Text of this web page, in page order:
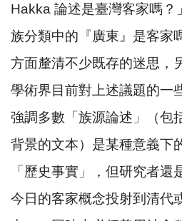
Hakka 論述是臺灣客家嗎？
族分類中的『廣東』是客家
方面釐清不少既存的迷思，
學術界目前對上述議題的一
強調多數「族源論述」（包
背景的文本）是某種意義下
「歷史事實」，但研究者還
今日的客家概念投射到清代